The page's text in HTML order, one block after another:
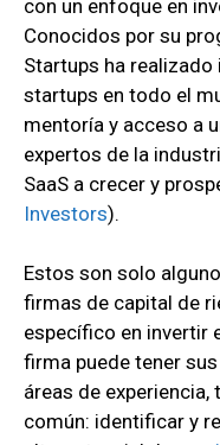
con un enfoque en
Conocidos por su
Startups ha
startups en todo el
mentoría y acceso a
expertos de la
SaaS a crecer y
Investors).
Estos son solo
firmas de capital de
específico en invertir
firma puede tener
áreas de
común: identificar y